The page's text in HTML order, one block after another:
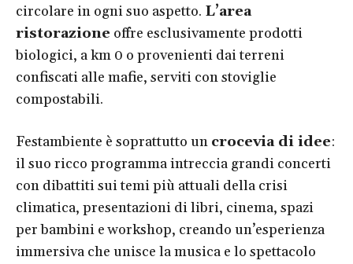
circolare in ogni suo aspetto. L’area
ristorazione offre esclusivamente prodotti
biologici, a km 0 o provenienti dai terreni
confiscati alle mafie, serviti con stoviglie
compostabili.
Festambiente è soprattutto un crocevia di idee:
il suo ricco programma intreccia grandi concerti
con dibattiti sui temi più attuali della crisi
climatica, presentazioni di libri, cinema, spazi
per bambini e workshop, creando un’esperienza
immersiva che unisce la musica e lo spettacolo